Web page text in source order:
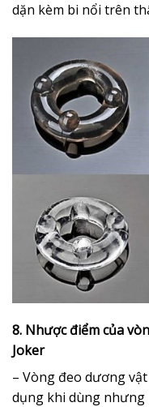
dặn kèm bi nổi trên
8. Nhược điểm của
Joker
– Vòng đeo dương
dụng khi dùng